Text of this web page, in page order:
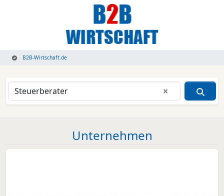
B2B-Wirtschaft.de
Eingabe
Unternehmen